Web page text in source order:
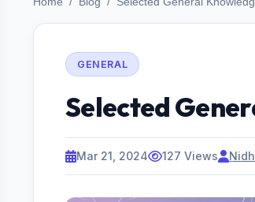
GENERAL
Selected
Mar 21, 2024 127 Views